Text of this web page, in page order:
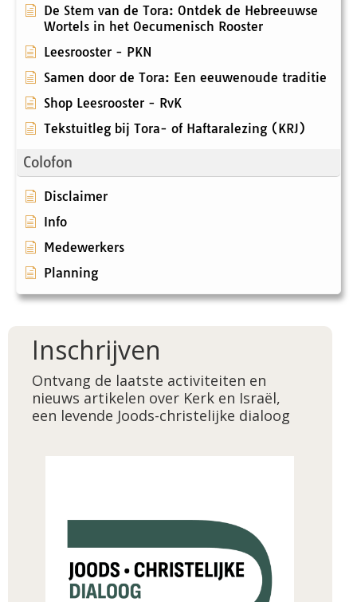
De Stem van de Tora: Ontdek de Hebreeuwse
Wortels in het Oecumenisch Rooster
Leesrooster - PKN
Samen door de Tora: Een eeuwenoude traditie
Shop Leesrooster - RvK
Tekstuitleg bij Tora- of Haftaralezing (KRJ)
Colofon
Disclaimer
Info
Medewerkers
Planning
Inschrijven
Ontvang de laatste activiteiten en
nieuws artikelen over Kerk en Israël,
een levende Joods-christelijke dialoog